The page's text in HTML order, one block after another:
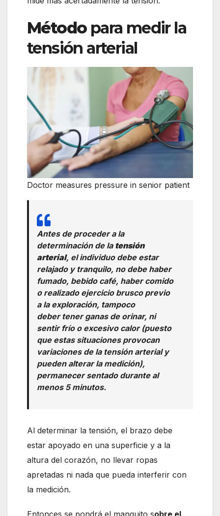
Métodopara medir la
tensión arterial
Doctor measures pressure in senior patient
Antes de proceder a la
determinación de la tensión
arterial, el individuo debe estar
relajado y tranquilo, no debe haber
fumado, bebido café, haber comido
o realizado ejercicio brusco previo
a la exploración, tampoco
deber tener ganas de orinar, ni
sentir frío o excesivo calor (puesto
que estas situaciones provocan
variaciones de la tensión arterial y
pueden alterar la medición),
permanecer sentado durante al
menos 5 minutos.
Al determinar la tensión, el brazo debe
estar apoyado en una superficie y a la
altura del corazón, no llevar ropas
apretadas ni nada que pueda interferir con
la medición.